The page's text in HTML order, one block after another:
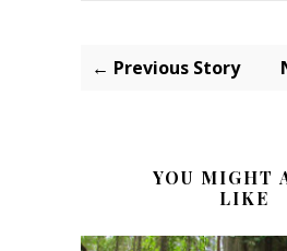
← Previous Story
YOU MIGHT
LIKE